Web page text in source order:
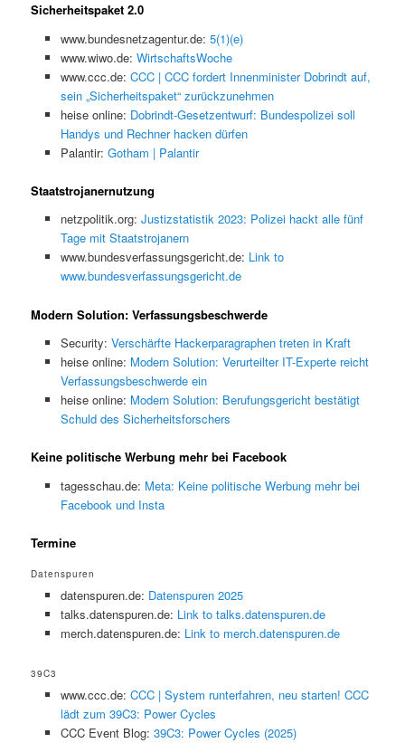
Sicherheitspaket 2.0
www.bundesnetzagentur.de: 5(1)(e)
www.wiwo.de: WirtschaftsWoche
www.ccc.de: CCC | CCC fordert Innenminister Dobrindt auf,
sein „Sicherheitspaket“ zurückzunehmen
heise online: Dobrindt-Gesetzentwurf: Bundespolizei soll
Handys und Rechner hacken dürfen
Palantir: Gotham | Palantir
Staatstrojanernutzung
netzpolitik.org: Justizstatistik 2023: Polizei hackt alle fünf
Tage mit Staatstrojanern
www.bundesverfassungsgericht.de: Link to
www.bundesverfassungsgericht.de
Modern Solution: Verfassungsbeschwerde
Security: Verschärfte Hackerparagraphen treten in Kraft
heise online: Modern Solution: Verurteilter IT-Experte reicht
Verfassungsbeschwerde ein
heise online: Modern Solution: Berufungsgericht bestätigt
Schuld des Sicherheitsforschers
Keine politische Werbung mehr bei Facebook
tagesschau.de: Meta: Keine politische Werbung mehr bei
Facebook und Insta
Termine
Datenspuren
datenspuren.de: Datenspuren 2025
talks.datenspuren.de: Link to talks.datenspuren.de
merch.datenspuren.de: Link to merch.datenspuren.de
39C3
www.ccc.de: CCC | System runterfahren, neu starten! CCC
lädt zum 39C3: Power Cycles
CCC Event Blog: 39C3: Power Cycles (2025)